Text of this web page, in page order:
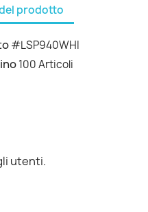
prodotto
#LSP940WHI
100 Articoli
utenti.